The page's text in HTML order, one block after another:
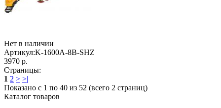
Нет в наличии
Артикул:K-1600A-8B-SHZ
3970 р.
Страницы:
1 2 > >|
Показано с 1 по 40 из 52 (всего 2 страниц)
Каталог товаров